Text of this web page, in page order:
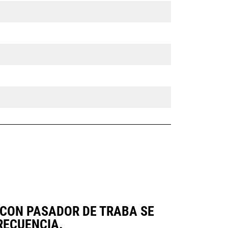
PASADOR DE TRABA SE